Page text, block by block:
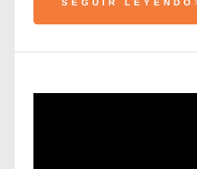
SEGUIR LEYENDO